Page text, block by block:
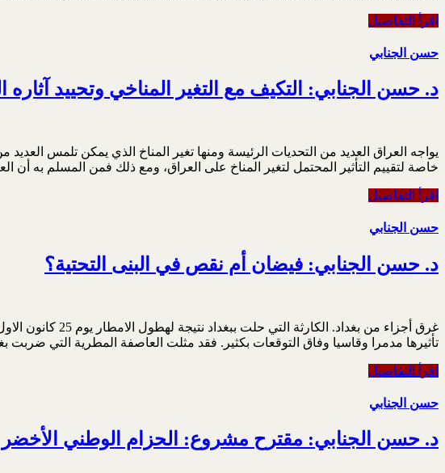
اقرأ التفاصيل
حسن الجنابي
د. حسن الجنابي: التكيف مع التغير المناخي وتحييد آثاره
يواجه العراق العديد من التحديات الرئيسة ومنها تغير المناخ الذي يمكن تلمس
خاصة لتقييم التأثير المحتمل لتغير المناخ على العراق، ومع ذلك فمن المسلم به
اقرأ التفاصيل
حسن الجنابي
د. حسن الجنابي: فيضان أم نقص في البنى التحتية؟
غرق أجزاء من
تأثيرها مدمرا وقاسيا وفاق التوقعات بكثير. فقد مثلت العاصفة المطرية التي ضربت بغداد -
اقرأ التفاصيل
حسن الجنابي
د. حسن الجنابي: مقترح مشروع: الحزام الوطني الأخضر